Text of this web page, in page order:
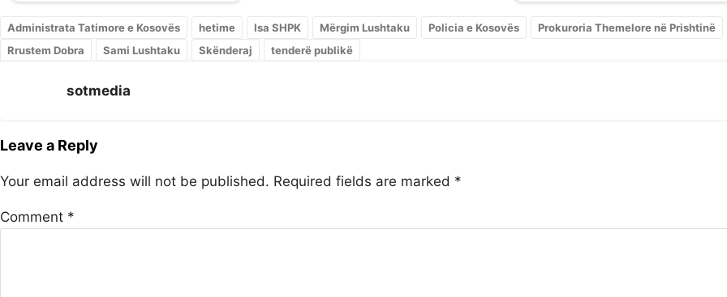
Administrata Tatimore e Kosovës hetime Isa SHPK Mërgim Lushtaku Policia e Kosovës
Prokuroria Themelore në Prishtinë
Rrustem Dobra
Sami Lushtaku Skënderaj tenderë publikë
sotmedia
Leave a Reply
Your email address will not be published. Required fields are marked *
Comment *